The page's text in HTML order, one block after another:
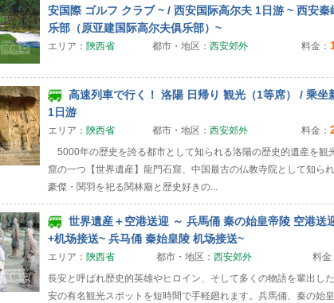
安国際 ゴルフ クラブ ~ / 西安国际高尔夫 1日游 ~ 西安秦
乐部（原亚建国际高尔夫俱乐部）~
エリア： 陝西省 都市・地区： 西安郊外 料金：
高速列車で行く！ 洛陽 日帰り 観光（1等席） / 乘坐
1日游
エリア： 陝西省 都市・地区： 西安郊外 料金：
5000年の歴史を誇る都市として知られる洛陽の歴史的遺産を観
窟の一つ【世界遺産】龍門石窟、中国最古の仏教寺院として知ら
豪傑・関羽を祀る関林廟と歴史好きの...
世界遺産＋空港送迎 ～ 兵馬俑 秦の始皇帝陵 空港送
+机场接送~ 兵马俑 秦始皇陵 机场接送~
エリア： 陝西省 都市・地区： 西安郊外 料金
長安と呼ばれ歴史的英雄やヒロイン、そして多くの物語を輩出し
安の有名観光スポットを短時間で手軽廻れます。兵馬俑、秦の始